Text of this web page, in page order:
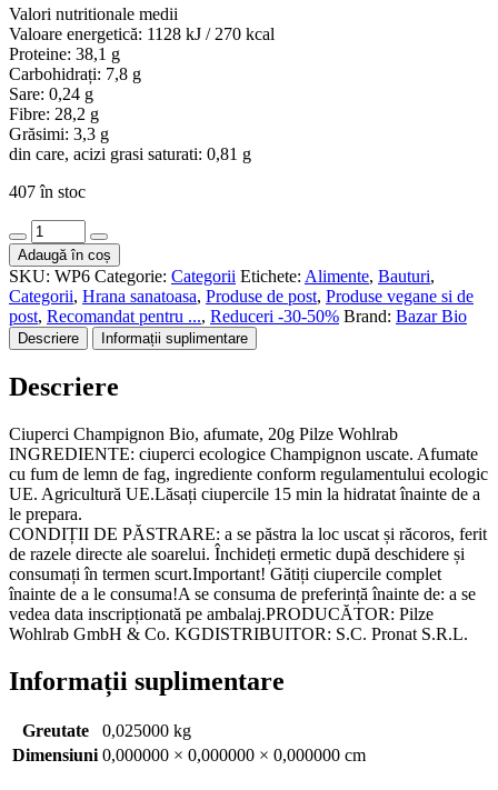
Valori nutritionale medii
Valoare energetică: 1128 kJ / 270 kcal
Proteine: 38,1 g
Carbohidrați: 7,8 g
Sare: 0,24 g
Fibre: 28,2 g
Grăsimi: 3,3 g
din care, acizi grasi saturati: 0,81 g
407 în stoc
Cantitate
Ciuperci
champignon
bio,
afumate,
20g
Pilze
Adaugă în coș
SKU: WP6 Categorie: Categorii Etichete: Alimente, Bauturi,
Categorii, Hrana sanatoasa, Produse de post, Produse vegane si de
post, Recomandat pentru ..., Reduceri -30-50% Brand: Bazar Bio
Descriere Informații suplimentare
Descriere
Ciuperci Champignon Bio, afumate, 20g Pilze Wohlrab
INGREDIENTE: ciuperci ecologice Champignon uscate. Afumate
cu fum de lemn de fag, ingrediente conform regulamentului ecologic
UE. Agricultură UE.Lăsați ciupercile 15 min la hidratat înainte de a
le prepara.
CONDIȚII DE PĂSTRARE: a se păstra la loc uscat și răcoros, ferit
de razele directe ale soarelui. Închideți ermetic după deschidere și
consumați în termen scurt.Important! Gătiți ciupercile complet
înainte de a le consuma!A se consuma de preferință înainte de: a se
vedea data inscripționată pe ambalaj.PRODUCĂTOR: Pilze
Wohlrab GmbH & Co. KGDISTRIBUITOR: S.C. Pronat S.R.L.
Informații suplimentare
Greutate
0,025000 kg
Dimensiuni 0,000000 × 0,000000 × 0,000000 cm